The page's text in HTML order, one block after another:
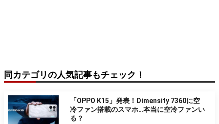
同カテゴリの人気記事もチェック！
「OPPO K15」発表！Dimensity 7360に空
冷ファン搭載のスマホ…本当に空冷ファンい
る？